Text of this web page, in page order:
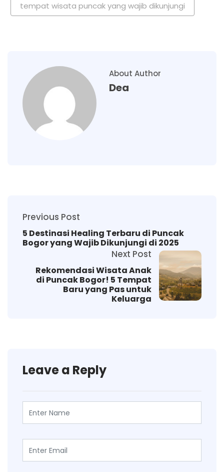
tempat wisata puncak yang wajib dikunjungi
About Author
Dea
Previous Post
5 Destinasi Healing Terbaru di Puncak
Bogor yang Wajib Dikunjungi di 2025
Next Post
Rekomendasi Wisata Anak
di Puncak Bogor! 5 Tempat
Baru yang Pas untuk
Keluarga
Leave a Reply